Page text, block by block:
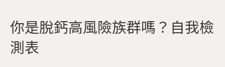
你是脫鈣高風險族群嗎？自我檢
測表